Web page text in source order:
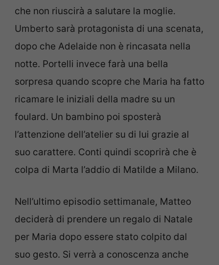
che non riuscirà a salutare la moglie.
Umberto sarà protagonista di una scenata,
dopo che Adelaide non è rincasata nella
notte. Portelli invece farà una bella
sorpresa quando scopre che Maria ha fatto
ricamare le iniziali della madre su un
foulard. Un bambino poi sposterà
l’attenzione dell’atelier su di lui grazie al
suo carattere. Conti quindi scoprirà che è
colpa di Marta l’addio di Matilde a Milano.
Nell’ultimo episodio settimanale, Matteo
deciderà di prendere un regalo di Natale
per Maria dopo essere stato colpito dal
suo gesto. Si verrà a conoscenza anche